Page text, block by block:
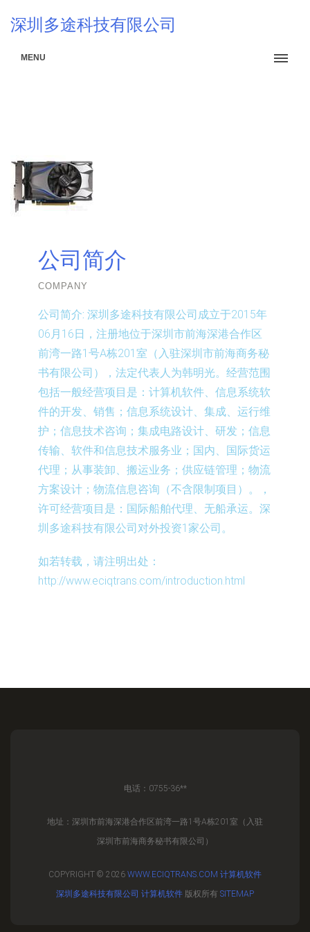
深圳多途科技有限公司
MENU
公司简介
COMPANY
公司简介: 深圳多途科技有限公司成立于2015年
06月16日，注册地位于深圳市前海深港合作区
前湾一路1号A栋201室（入驻深圳市前海商务秘
书有限公司），法定代表人为韩明光。经营范围
包括一般经营项目是：计算机软件、信息系统软
件的开发、销售；信息系统设计、集成、运行维
护；信息技术咨询；集成电路设计、研发；信息
传输、软件和信息技术服务业；国内、国际货运
代理；从事装卸、搬运业务；供应链管理；物流
方案设计；物流信息咨询（不含限制项目）。，
许可经营项目是：国际船舶代理、无船承运。深
圳多途科技有限公司对外投资1家公司。
如若转载，请注明出处：
http://www.eciqtrans.com/introduction.html
电话：0755-36**
地址：深圳市前海深港合作区前湾一路1号A栋201室（入驻
深圳市前海商务秘书有限公司）
COPYRIGHT © 2026 WWW.ECIQTRANS.COM 计算机软件
深圳多途科技有限公司 计算机软件 版权所有 SITEMAP